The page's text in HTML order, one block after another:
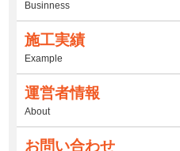
Businness
施工実績
Example
運営者情報
About
お問い合わせ